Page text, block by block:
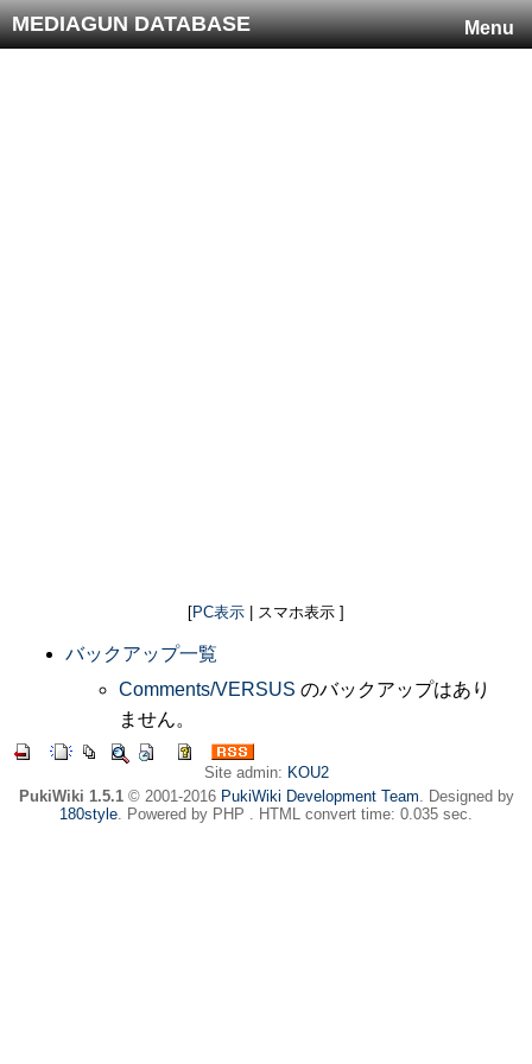
Menu
MEDIAGUN DATABASE
[PC表示 | スマホ表示 ]
バックアップ一覧
Comments/VERSUS のバックアップはあり
ません。
Site admin: KOU2
PukiWiki 1.5.1© 2001-2016 PukiWiki Development Team. Designed by
180style. Powered by PHP . HTML convert time: 0.035 sec.